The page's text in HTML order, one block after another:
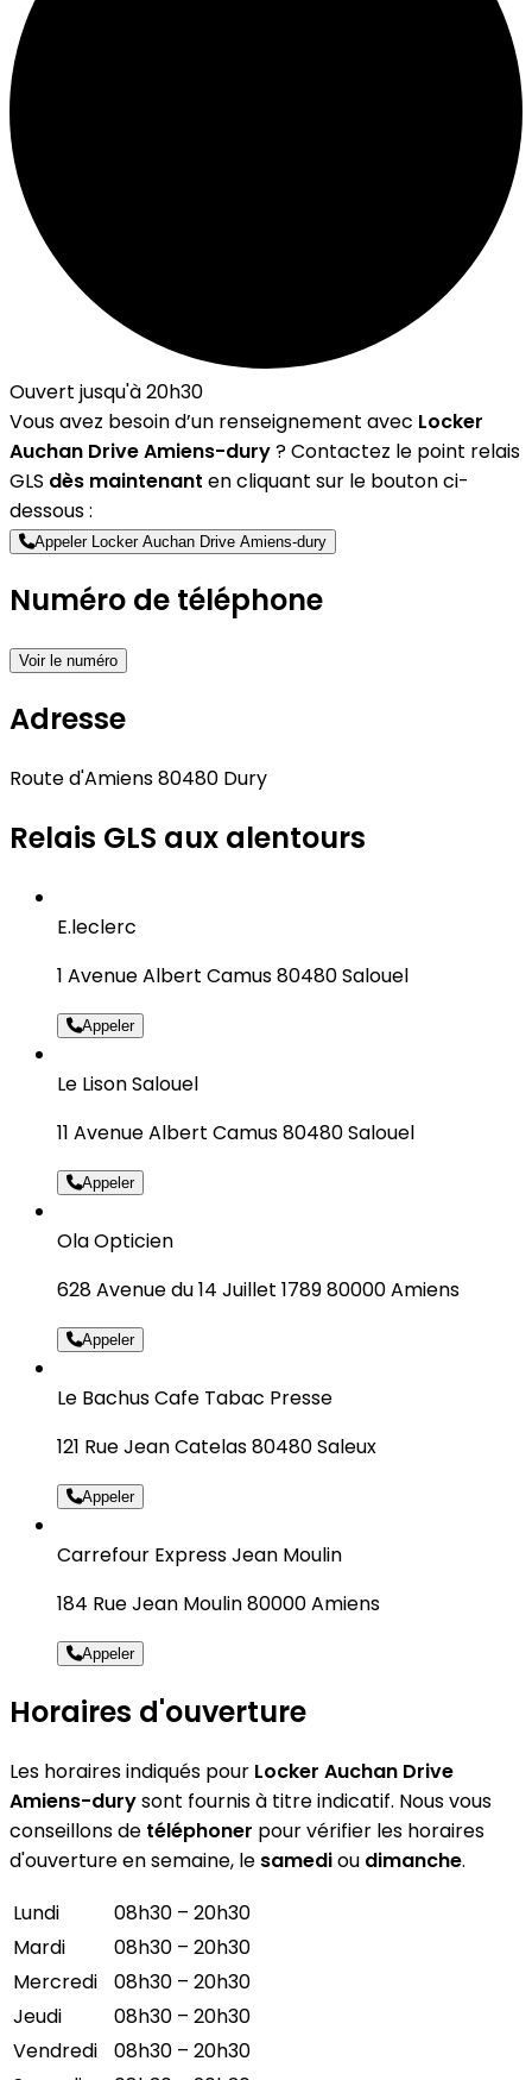
Ouvert jusqu'à 20h30
Vous avez besoin d’un renseignement avec Locker
Auchan Drive Amiens-dury? Contactez le point relais
GLS dès maintenant en cliquant sur le bouton ci-
dessous :
Appeler Locker Auchan Drive Amiens-dury
Numéro de téléphone
Voir le numéro
Adresse
Route d'Amiens 80480 Dury
Relais GLS aux alentours
E.leclerc
1 Avenue Albert Camus 80480 Salouel
Appeler
Le Lison Salouel
11 Avenue Albert Camus 80480 Salouel
Appeler
Ola Opticien
628 Avenue du 14 Juillet 1789 80000 Amiens
Appeler
Le Bachus Cafe Tabac Presse
121 Rue Jean Catelas 80480 Saleux
Appeler
Carrefour Express Jean Moulin
184 Rue Jean Moulin 80000 Amiens
Appeler
Horaires d'ouverture
Les horaires indiqués pour Locker Auchan Drive
Amiens-durysont fournis à titre indicatif. Nous vous
conseillons de téléphoner pour vérifier les horaires
d'ouverture en semaine, le samediou dimanche.
Lundi
08h30 – 20h30
Mardi
08h30 – 20h30
Mercredi
08h30 – 20h30
Jeudi
08h30 – 20h30
Vendredi
08h30 – 20h30